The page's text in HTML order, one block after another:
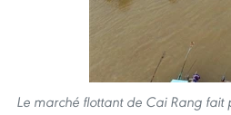
Le marché flottant de Cai Rang fait